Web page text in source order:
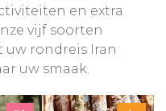
en extra
vijf soorten
rondreis Iran
uw smaak.